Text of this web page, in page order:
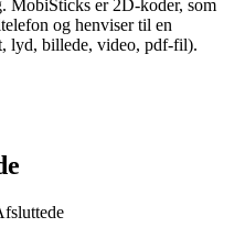
MobiSticks er 2D-koder, som
og henviser til en
lyd, billede, video, pdf-fil).